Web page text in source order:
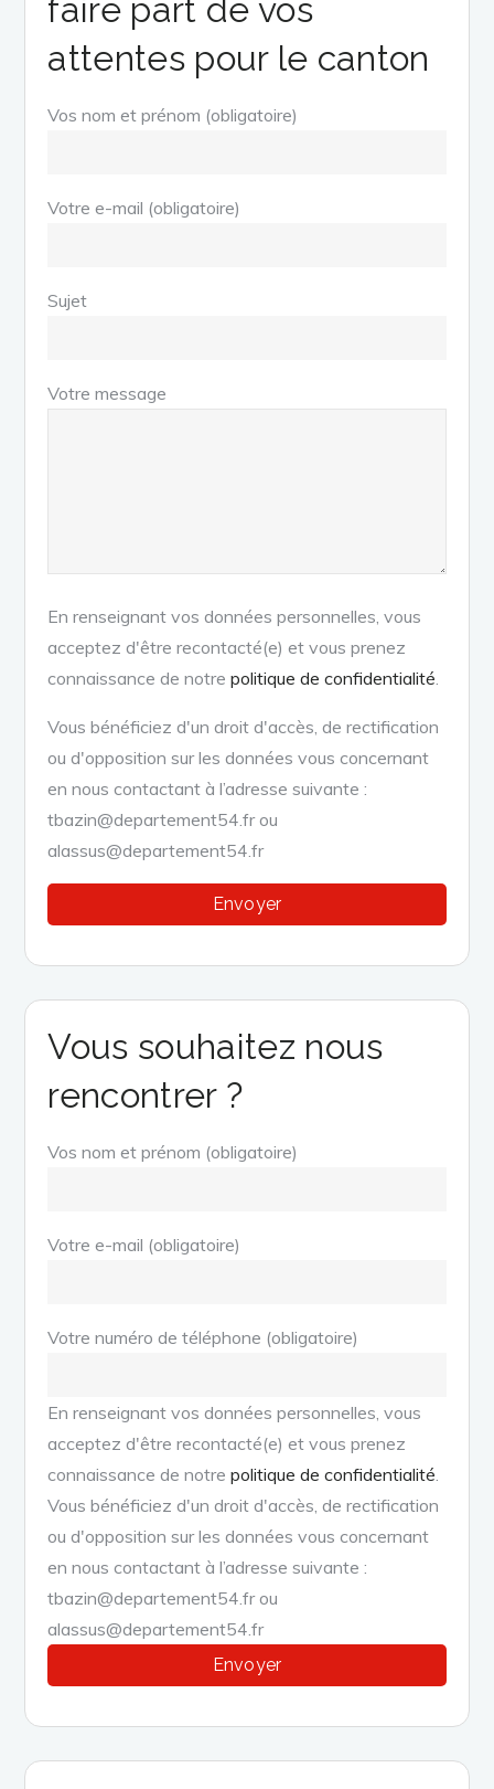
faire part de vos
attentes pour le canton
Vos nom et prénom (obligatoire)
Votre e-mail (obligatoire)
Sujet
Votre message
En renseignant vos données personnelles, vous
acceptez d'être recontacté(e) et vous prenez
connaissance de notrepolitique de confidentialité
Vous bénéficiez d'un droit d'accès, de rectification
ou d'opposition sur les données vous concernant
en nous contactant à l’adresse suivante :
tbazin@departement54.fr ou
alassus@departement54.fr
Vous souhaitez nous
rencontrer ?
Vos nom et prénom (obligatoire)
Votre e-mail (obligatoire)
Votre numéro de téléphone (obligatoire)
En renseignant vos données personnelles, vous
acceptez d'être recontacté(e) et vous prenez
connaissance de notrepolitique de confidentialité
Vous bénéficiez d'un droit d'accès, de rectification
ou d'opposition sur les données vous concernant
en nous contactant à l’adresse suivante :
tbazin@departement54.fr ou
alassus@departement54.fr